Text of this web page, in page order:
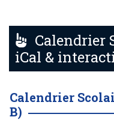
Calendrier
iCal &
Calendrier
B)